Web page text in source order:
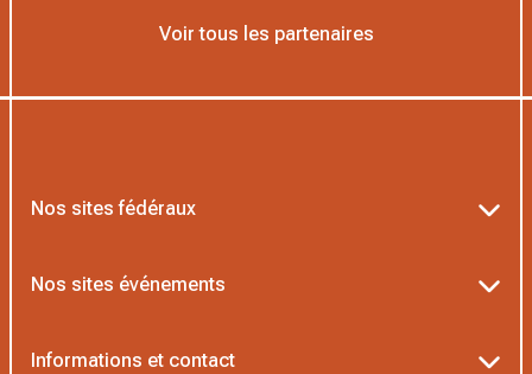
Voir tous les partenaires
Nos sites fédéraux
Nos sites événements
Informations et contact